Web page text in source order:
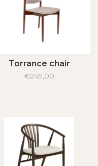
Torrance chair
€249,00